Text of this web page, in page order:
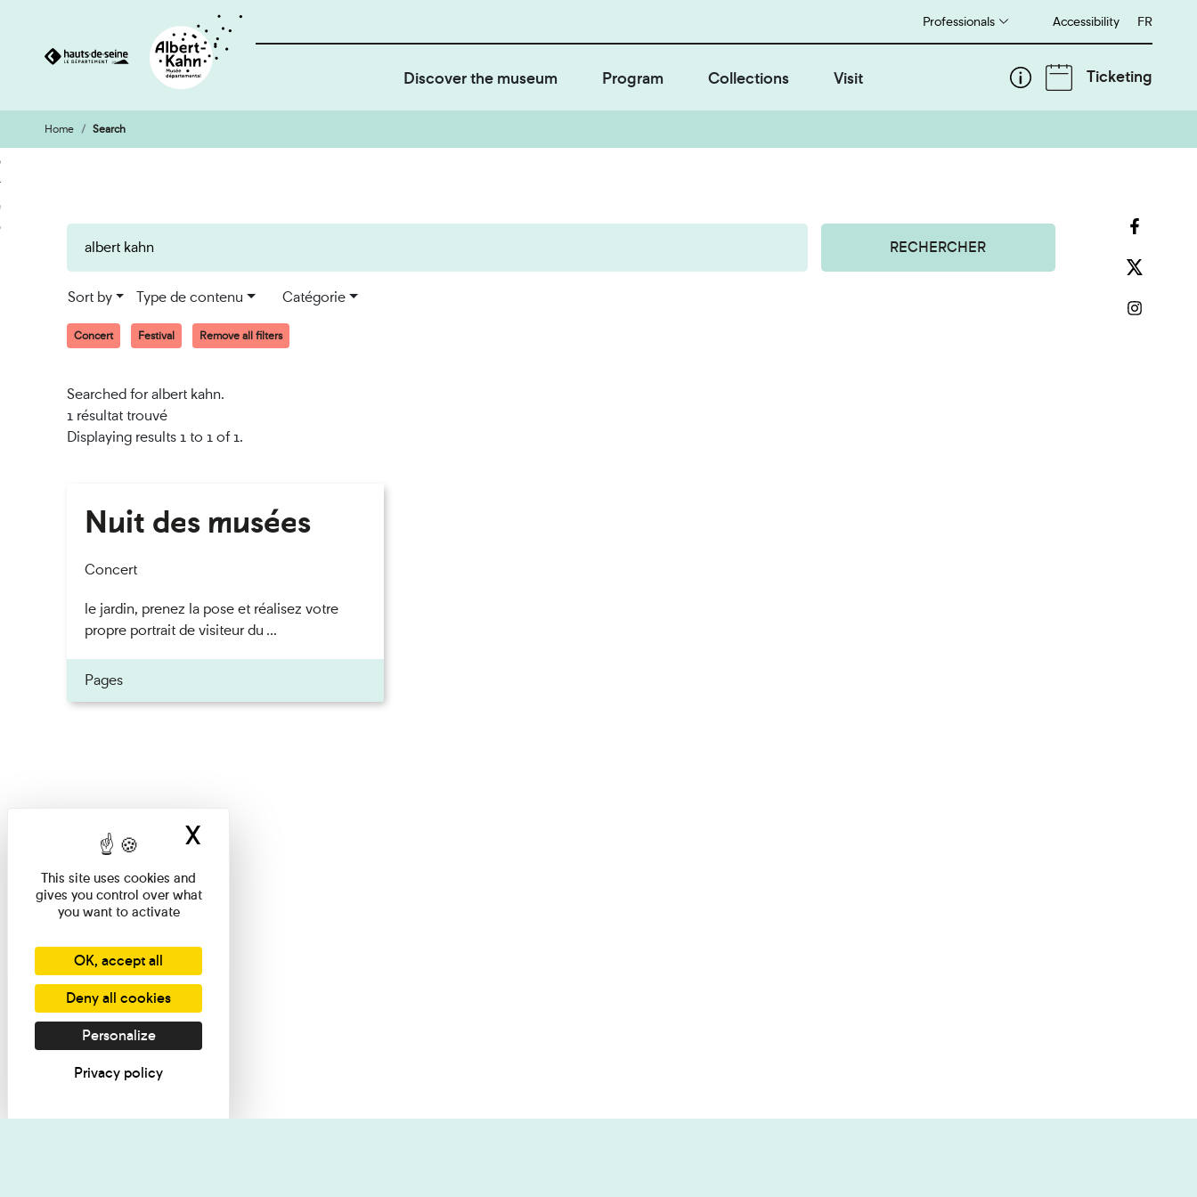
Go
to
content
Go
to
search
engine
Professionals Accessibility Français
FR
Discover the museum Program Collections Visit Ticketing
Home Search
RECHERCHER
Sort by Type de contenu Catégorie
Concert Festival Remove all filters
Searched for albert kahn.
1 résultat trouvé
Displaying results 1 to 1 of 1.
Nuit des musées
Concert
le jardin, prenez la pose et réalisez votre
propre portrait de visiteur du ...
Pages
Cookies management panel
This site uses cookies and
gives you control over what
you want to activate
OK, accept all
Deny all cookies
Personalize
Privacy policy
X